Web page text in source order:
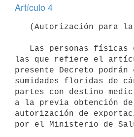
Artículo 4
las que refiere el
presente Decreto podrán
sumidades floridas de
partes con destino
a la previa obtención de
autorización de
por el Ministerio de